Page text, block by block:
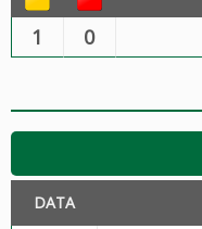
1 0
DATA